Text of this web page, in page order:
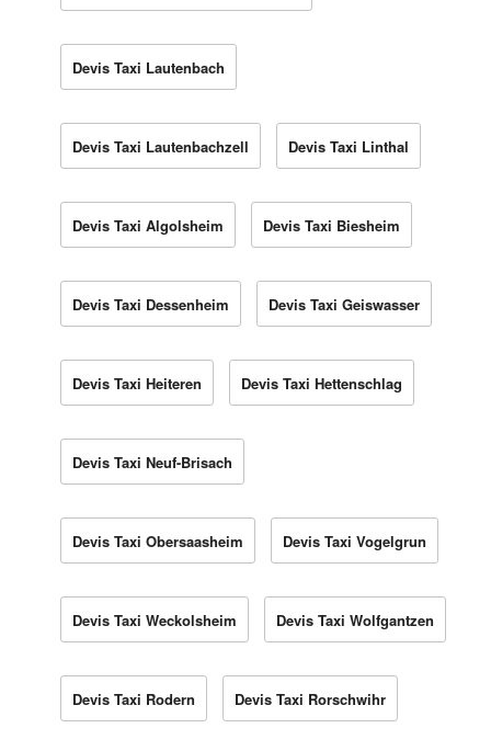
Devis Taxi Lautenbach
Devis Taxi Lautenbachzell Devis Taxi Linthal
Devis Taxi Algolsheim Devis Taxi Biesheim
Devis Taxi Dessenheim Devis Taxi Geiswasser
Devis Taxi Heiteren Devis Taxi Hettenschlag
Devis Taxi Neuf-Brisach
Devis Taxi Obersaasheim Devis Taxi Vogelgrun
Devis Taxi Weckolsheim Devis Taxi Wolfgantzen
Devis Taxi Rodern Devis Taxi Rorschwihr